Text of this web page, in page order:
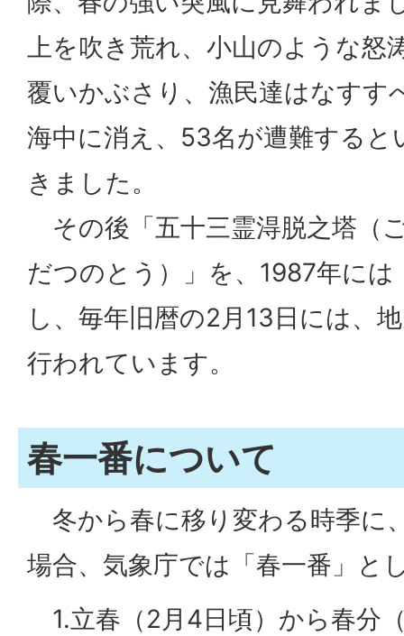
上を吹き荒れ、小山のような怒
覆いかぶさり、漁民達はなすす
海中に消え、53名が遭難すると
きました。
その後「五十三霊淂脱之塔（
だつのとう）」を、1987年には
し、毎年旧暦の2月13日には、
行われています。
春一番について
冬から春に移り変わる時季に
場合、気象庁では「春一番」と
1.立春（2月4日頃）から春分